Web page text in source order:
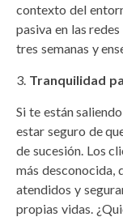
contexto del
pasiva en las
tres semanas y
Tranquilidad
Si te están
estar seguro de
de sucesión. Los
más desconocida,
atendidos y
propias vidas.